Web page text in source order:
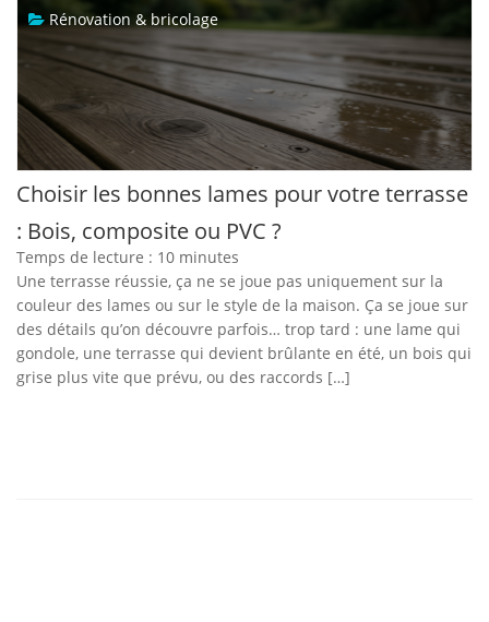
Rénovation & bricolage
Choisir les bonnes lames pour votre terrasse
: Bois, composite ou PVC ?
Temps de lecture : 10 minutes
Une terrasse réussie, ça ne se joue pas uniquement sur la
couleur des lames ou sur le style de la maison. Ça se joue sur
des détails qu’on découvre parfois… trop tard : une lame qui
gondole, une terrasse qui devient brûlante en été, un bois qui
grise plus vite que prévu, ou des raccords […]